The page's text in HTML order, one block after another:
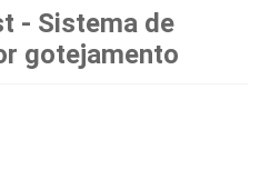
- Sistema de
gotejamento